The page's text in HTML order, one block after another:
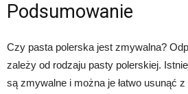
Podsumowanie
Czy pasta polerska jest zmywalna?
zależy od rodzaju pasty polerskiej.
są zmywalne i można je łatwo usunąć